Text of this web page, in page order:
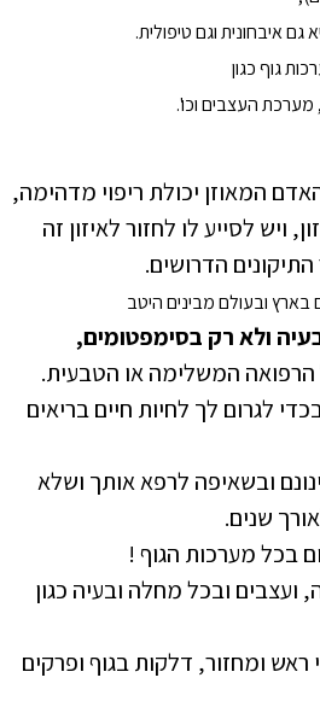
איבחונית וגם טיפולית.
גוף כגון
העצבים וכו'.
המאוזן יכולת ריפוי מדהימה,
ויש לסייע לו לחזור לאיזון זה
הדרושים.
בארץ ובעולם מבינים היטב
ולא רק בסימפטומים,
הרפואה המשלימה או הטבעית.
לגרום לך לחיות חיים בריאים
ובשאיפה לרפא אותך ושלא
שנים.
בכל מערכות הגוף !
ובכל מחלה ובעיה כגון
ראש ומחזור, דלקות בגוף ופרקים